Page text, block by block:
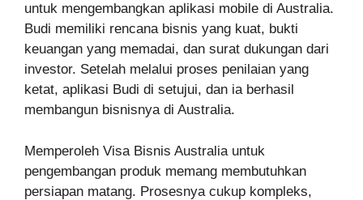
untuk mengembangkan aplikasi mobile di Australia.
Budi memiliki rencana bisnis yang kuat, bukti
keuangan yang memadai, dan surat dukungan dari
investor. Setelah melalui proses penilaian yang
ketat, aplikasi Budi di setujui, dan ia berhasil
membangun bisnisnya di Australia.
Memperoleh Visa Bisnis Australia untuk
pengembangan produk memang membutuhkan
persiapan matang. Prosesnya cukup kompleks,